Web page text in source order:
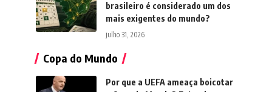
brasileiro é considerado um dos
mais exigentes do mundo?
julho 31, 2026
Copa do Mundo
Por que a UEFA ameaça boicotar